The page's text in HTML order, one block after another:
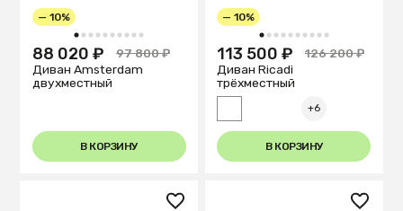
1 2 3 4 5 6 7 8 9 10
— 10%
88 020 ₽
97 800 ₽
Диван Amsterdam
двухместный
В КОРЗИНУ
1 2 3 4 5 6 7 8 9 10
— 10%
113 500 ₽
126 200 ₽
Диван Ricadi
трёхместный
+6
В КОРЗИНУ